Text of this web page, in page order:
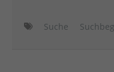
Suche